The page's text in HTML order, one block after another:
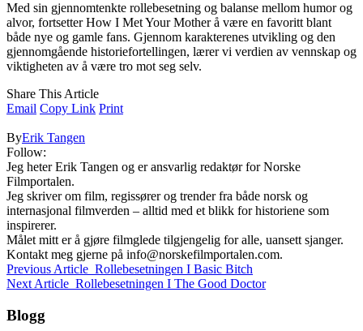
Med sin gjennomtenkte rollebesetning og balanse mellom humor og
alvor, fortsetter How I Met Your Mother å være en favoritt blant
både nye og gamle fans. Gjennom karakterenes utvikling og den
gjennomgående historiefortellingen, lærer vi verdien av vennskap og
viktigheten av å være tro mot seg selv.
Share This Article
Email Copy Link Print
ByErik Tangen
Follow:
Jeg heter Erik Tangen og er ansvarlig redaktør for Norske
Filmportalen.
Jeg skriver om film, regissører og trender fra både norsk og
internasjonal filmverden – alltid med et blikk for historiene som
inspirerer.
Målet mitt er å gjøre filmglede tilgjengelig for alle, uansett sjanger.
Kontakt meg gjerne på info@norskefilmportalen.com.
Previous Article Rollebesetningen I Basic Bitch
Next Article Rollebesetningen I The Good Doctor
Blogg